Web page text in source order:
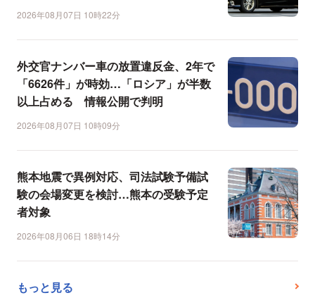
2026年08月07日 10時22分
外交官ナンバー車の放置違反金、2年で
「6626件」が時効…「ロシア」が半数
以上占める 情報公開で判明
2026年08月07日 10時09分
熊本地震で異例対応、司法試験予備試
験の会場変更を検討…熊本の受験予定
者対象
2026年08月06日 18時14分
もっと見る